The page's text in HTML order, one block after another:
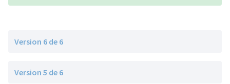
Version 6 de 6
Version 5 de 6